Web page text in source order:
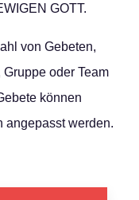
GOTT.
von Gebeten,
oder Team
können
angepasst werden.